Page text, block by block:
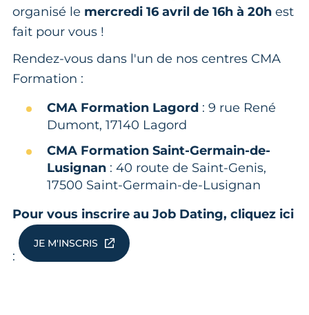
organisé le mercredi 16 avril de 16h à 20h est
fait pour vous !
Rendez-vous dans l'un de nos centres CMA
Formation :
CMA Formation Lagord : 9 rue René
Dumont, 17140 Lagord
CMA Formation Saint-Germain-de-
Lusignan : 40 route de Saint-Genis,
17500 Saint-Germain-de-Lusignan
Pour vous inscrire au Job Dating, cliquez ici
:
JE M'INSCRIS